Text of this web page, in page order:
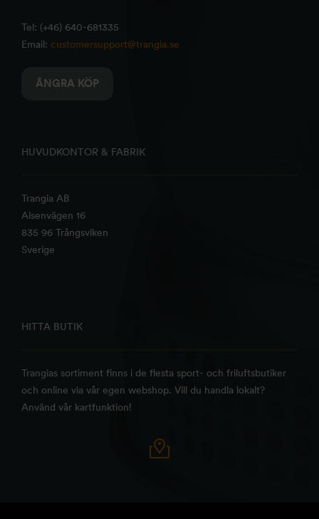
Tel: (+46) 640-681335
Email: customersupport@trangia.se
ÅNGRA KÖP
HUVUDKONTOR & FABRIK
Trangia AB
Alsenvägen 16
835 96 Trångsviken
Sverige
HITTA BUTIK
Trangias sortiment finns i de flesta sport- och friluftsbutiker
och online via vår egen webshop. Vill du handla lokalt?
Använd vår kartfunktion!